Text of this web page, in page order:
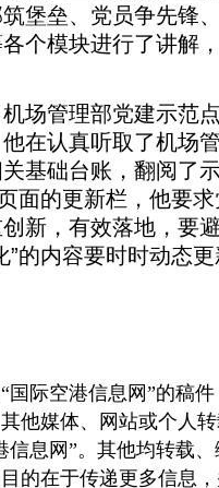
堡垒、党员争先锋
个模块进行了讲解
管理部党建示范
在认真听取了机场
基础台账，翻阅了
页面的更新栏，他要
新，有效落地，要
”的内容要时时动态
际空港信息网”的稿件
他媒体、网站或个人
信息网”。其他均转载
的在于传递更多信息